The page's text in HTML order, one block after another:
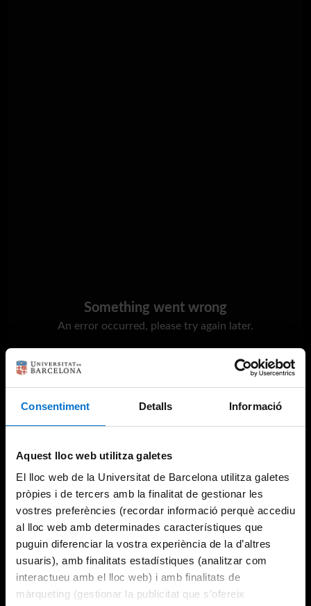
Consentiment Detalls Informació
Aquest lloc web utilitza galetes
El lloc web de la Universitat de Barcelona utilitza galetes
pròpies i de tercers amb la finalitat de gestionar les
vostres preferències (recordar informació perquè accediu
al lloc web amb determinades característiques que
puguin diferenciar la vostra experiència de la d’altres
usuaris), amb finalitats estadístiques (analitzar com
interactueu amb el lloc web) i amb finalitats de
màrqueting (gestionar la publicitat que s’ofereix
Something went wrong
An error occurred, please try again later.
Try again